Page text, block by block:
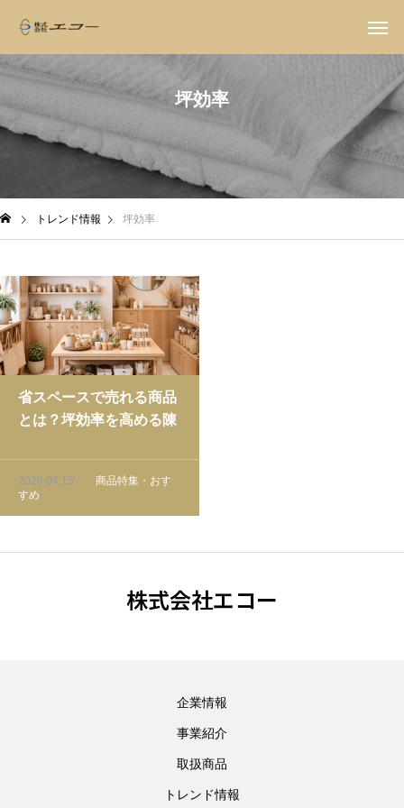
坪効率
トレンド情報 坪効率
省スペースで売れる商品
とは？坪効率を高める陳
2026.04.15
商品特集・おす
すめ
株式会社エコー
企業情報
事業紹介
取扱商品
トレンド情報